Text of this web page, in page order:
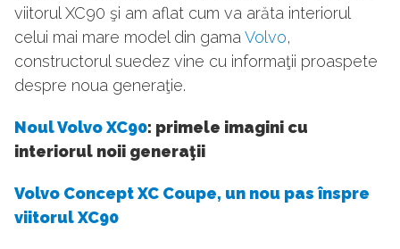
viitorul XC90 şi am aflat cum va arăta interiorul
celui mai mare model din gamaVolvo,
constructorul suedez vine cu informaţii proaspete
despre noua generaţie.
NoulVolvo XC90: primele imagini cu
interiorul noii generaţii
Volvo Concept XC Coupe, un nou pas înspre
viitorul XC90